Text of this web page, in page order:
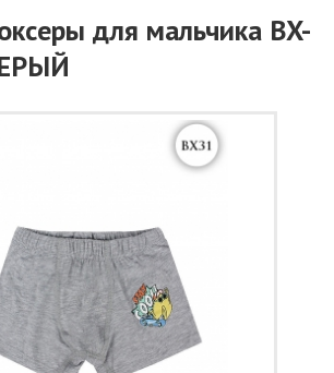
для мальчика BX-